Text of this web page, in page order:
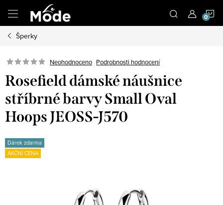
obsah
Šperky
Neohodnoceno Podrobnosti hodnocení
Rosefield dámské náušnice
stříbrné barvy Small Oval
Hoops JEOSS-J570
Dárek zdarma
AKČNÍ CENA